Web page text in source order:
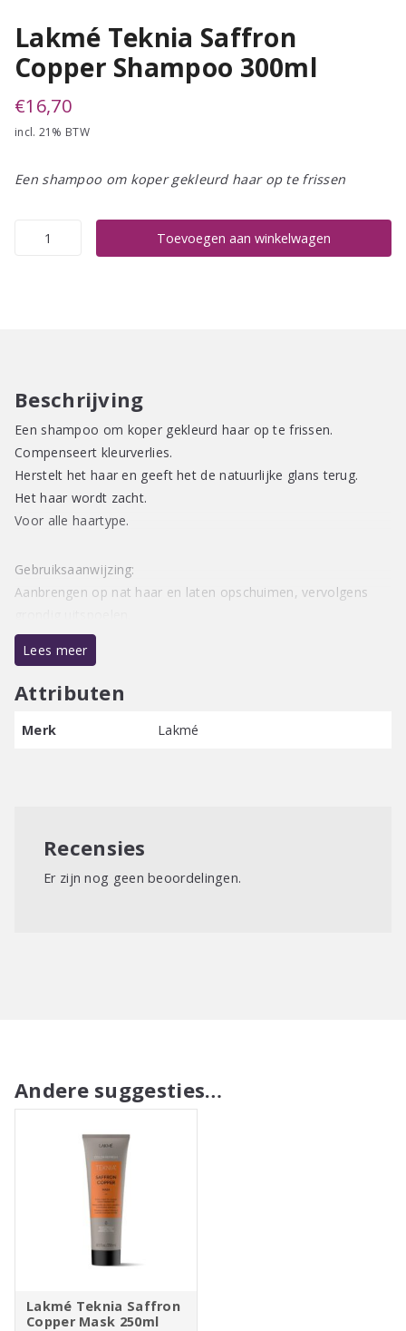
Lakmé Teknia Saffron
Copper Shampoo 300ml
€16,70
incl. 21% BTW
Een shampoo om koper gekleurd haar op te frissen
Lakmé
Toevoegen aan winkelwagen
Beschrijving
Een shampoo om koper gekleurd haar op te frissen.
Compenseert kleurverlies.
Herstelt het haar en geeft het de natuurlijke glans terug.
Het haar wordt zacht.
Voor alle haartype.
Gebruiksaanwijzing:
Aanbrengen op nat haar en laten opschuimen, vervolgens
Veganistische formule / Vrij van parabenen / Zonder
minerale olie
Lees meer
Attributen
Merk Lakmé
Recensies
Er zijn nog geen beoordelingen.
Andere suggesties…
Lakmé Teknia Saffron
Copper Mask 250ml